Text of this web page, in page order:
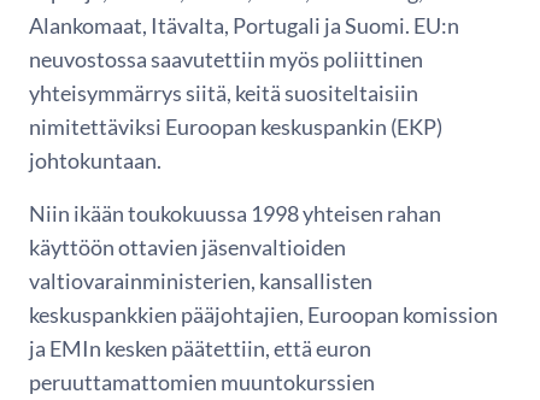
Alankomaat, Itävalta, Portugali ja Suomi. EU:n
neuvostossa saavutettiin myös poliittinen
yhteisymmärrys siitä, keitä suositeltaisiin
nimitettäviksi Euroopan keskuspankin (EKP)
johtokuntaan.
Niin ikään toukokuussa 1998 yhteisen rahan
käyttöön ottavien jäsenvaltioiden
valtiovarainministerien, kansallisten
keskuspankkien pääjohtajien, Euroopan komission
ja EMIn kesken päätettiin, että euron
peruuttamattomien muuntokurssien